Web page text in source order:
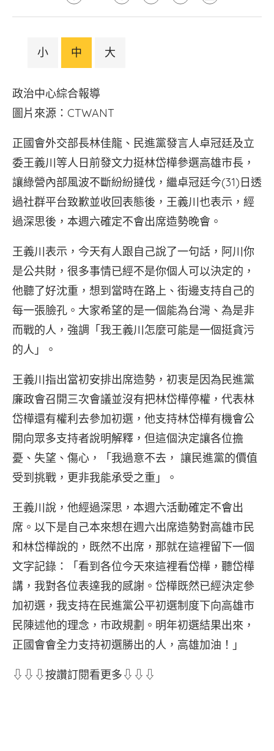
小 中 大
政治中心綜合報導
圖片來源：CTWANT
正國會外交部長林佳龍、民進黨發言人卓冠廷及立
委王義川等人日前發文力挺林岱樺參選高雄市長，
讓綠營內部風波不斷紛紛撻伐，繼卓冠廷今(31)日透
過社群平台致歉並收回表態後，王義川也表示，經
過深思後，本週六確定不會出席造勢晚會。
王義川表示，今天有人跟自己說了一句話，阿川你
是公共財，很多事情已經不是你個人可以決定的，
他聽了好沈重，想到當時在路上、街邊支持自己的
每一張臉孔。大家希望的是一個能為台灣、為是非
而戰的人，強調「我王義川怎麼可能是一個挺貪污
的人」。
王義川指出當初安排出席造勢，初衷是因為民進黨
廉政會召開三次會議並沒有把林岱樺停權，代表林
岱樺還有權利去參加初選，他支持林岱樺有機會公
開向眾多支持者說明解釋，但這個決定讓各位擔
憂、失望、傷心，「我過意不去， 讓民進黨的價值
受到挑戰，更非我能承受之重」。
王義川說，他經過深思，本週六活動確定不會出
席。以下是自己本來想在週六出席造勢對高雄市民
和林岱樺說的，既然不出席，那就在這裡留下一個
文字記錄：「看到各位今天來這裡看岱樺，聽岱樺
講，我對各位表達我的感謝。岱樺既然已經決定參
加初選，我支持在民進黨公平初選制度下向高雄市
民陳述他的理念，市政規劃。明年初選結果出來，
正國會會全力支持初選勝出的人，高雄加油！」
⇩⇩⇩按讚訂閱看更多⇩⇩⇩